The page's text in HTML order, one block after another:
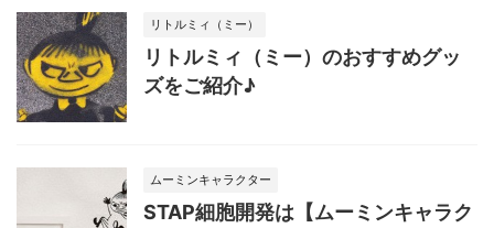
リトルミィ（ミー）
リトルミィ（ミー）のおすすめグッ
ズをご紹介♪
ムーミンキャラクター
STAP細胞開発は【ムーミンキャラク